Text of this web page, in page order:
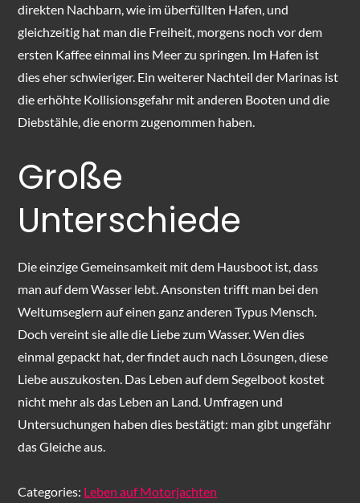
direkten Nachbarn, wie im überfüllten Hafen, und
gleichzeitig hat man die Freiheit, morgens noch vor dem
ersten Kaffee einmal ins Meer zu springen. Im Hafen ist
dies eher schwieriger. Ein weiterer Nachteil der Marinas ist
die erhöhte Kollisionsgefahr mit anderen Booten und die
Diebstähle, die enorm zugenommen haben.
Große
Unterschiede
Die einzige Gemeinsamkeit mit dem Hausboot ist, dass
man auf dem Wasser lebt. Ansonsten trifft man bei den
Weltumseglern auf einen ganz anderen Typus Mensch.
Doch vereint sie alle die Liebe zum Wasser. Wen dies
einmal gepackt hat, der findet auch nach Lösungen, diese
Liebe auszukosten. Das Leben auf dem Segelboot kostet
nicht mehr als das Leben an Land. Umfragen und
Untersuchungen haben dies bestätigt: man gibt ungefähr
das Gleiche aus.
Categories: Leben auf Motorjachten